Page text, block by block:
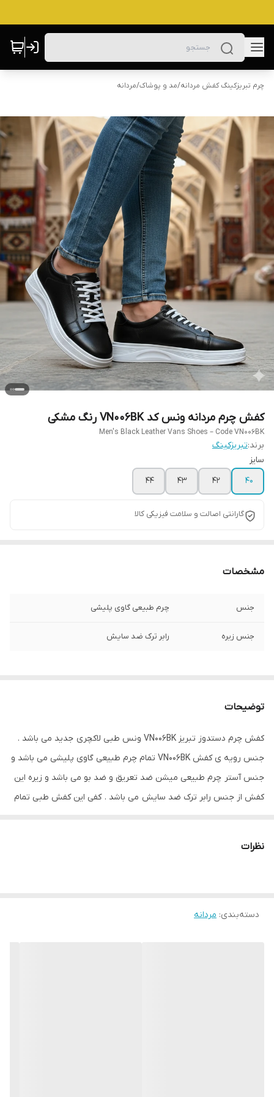
چرم تبریزکینگ کفش مردانه/مد و پوشاک/مردانه
کفش چرم مردانه ونس کد VN006BK رنگ مشکی
Men's Black Leather Vans Shoes – Code VN006BK
برند:تبریزکینگ
سایز
40
42
43
44
گارانتی اصالت و سلامت فیزیکی کالا
مشخصات
جنس چرم طبیعی گاوی پلیشی
جنس زیره رابر ترک ضد سایش
توضیحات
کفش چرم دستدوز تبریز VN006BK ونس طبی لاکچری جدید می باشد .
جنس رویه ی کفش VN006BK تمام چرم طبیعی گاوی پلیشی می باشد و
جنس آستر چرم طبیعی میشن ضد تعریق و ضد بو می باشد و زیره این
کفش از جنس رابر ترک ضد سایش می باشد . کفی این کفش طبی تمام
نظرات
دسته‌بندی: مردانه